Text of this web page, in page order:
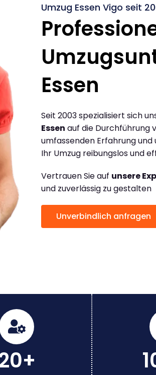
Umzug Essen Vigo seit
Essen
Seit 2003 spezialisiert sich
Essen auf die Durchführung
umfassenden Erfahrung
Ihr Umzug reibungslos und
Vertrauen Sie auf unsere
und zuverlässig zu gestalten
Unverbindlich anfragen